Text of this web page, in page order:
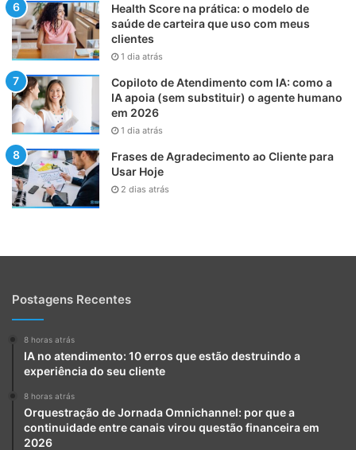
Health Score na prática: o modelo de
saúde de carteira que uso com meus
clientes
1 dia atrás
Copiloto de Atendimento com IA: como a
IA apoia (sem substituir) o agente humano
em 2026
1 dia atrás
Frases de Agradecimento ao Cliente para
Usar Hoje
2 dias atrás
Postagens Recentes
8 horas atrás
IA no atendimento: 10 erros que estão destruindo a
experiência do seu cliente
8 horas atrás
Orquestração de Jornada Omnichannel: por que a
continuidade entre canais virou questão financeira em
2026